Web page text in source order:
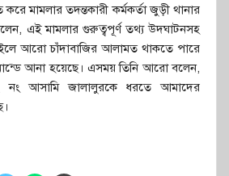
করে মামলার তদন্তকারী কর্মকর্তা জুড়ী থানার
এই মামলার গুরুত্বপূর্ণ তথ্য উদঘাটনসহ
আরো চাঁদাবাজির আলামত থাকতে পারে
আনা হয়েছে। এসময় তিনি আরো বলেন,
২ নং আসামি জালালুরকে ধরতে আমাদের